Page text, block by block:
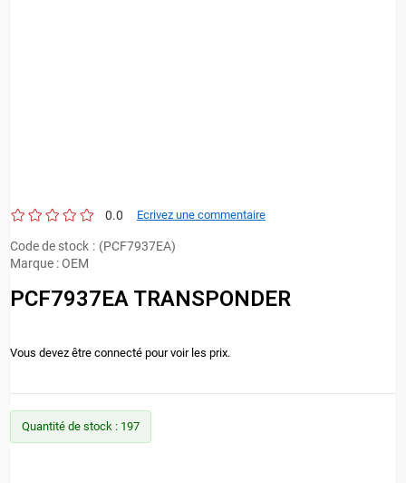
0.0 Ecrivez une commentaire
Code de stock
(PCF7937EA)
Marque :OEM
PCF7937EA TRANSPONDER
Vous devez être connecté pour voir les prix.
Quantité de stock : 197